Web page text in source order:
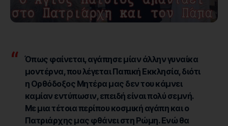
Όπως φαίνεται, αγάπησε μίαν άλλην γυναίκα
μοντέρνα, που λέγεται Παπική Εκκλησία, διότι
η Ορθόδοξος Μητέρα μας δεν του κάμνει
καμίαν εντύπωσιν, επειδή είναι πολύ σεμνή.
Με μια τέτοια περίπου κοσμική αγάπη και ο
Πατριάρχης μας φθάνει στη Ρώμη. Ενώ θα